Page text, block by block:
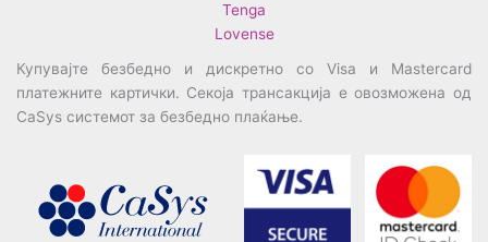
Tenga
Lovense
Купувајте безбедно и дискретно со Visa и Mastercard
платежните картички. Секоја трансакција е овозможена од
CaSys системот за безбедно плаќање.